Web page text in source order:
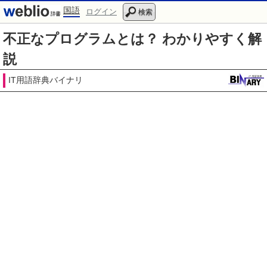
国語 ログイン 検索
不正なプログラムとは？ わかりやすく解
説
IT用語辞典バイナリ